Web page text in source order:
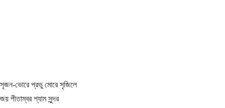
সৃজন-ভোরে প্রভু মোরে সৃজিলে
জয় পীতাম্বর শ্যাম সুন্দর